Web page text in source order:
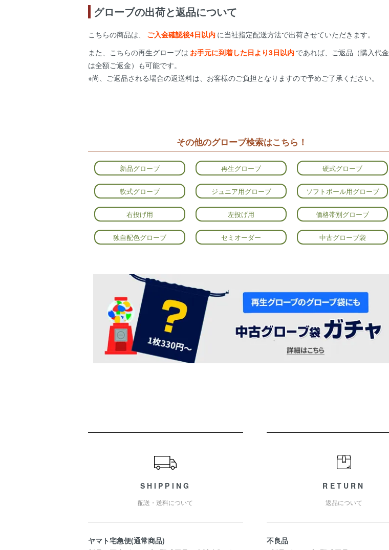
グローブの出荷と返品について
こちらの商品は、 ご入金確認後4日以内 に当社指定配送方法で出荷させていただきます。
また、こちらの再生グローブは お手元に到着した日より3日以内 であれば、ご返品（購入代金
は全額ご返金）も可能です。
※尚、ご返品される場合の返送料は、お客様のご負担となりますので予めご了承ください。
その他のグローブ検索はこちら！
新品グローブ 再生グローブ 硬式グローブ
軟式グローブ ジュニア用グローブ ソフトボール用グローブ
右投げ用 左投げ用 価格帯別グローブ
独自配色グローブ セミオーダー 中古グローブ袋
SHIPPING
配送・送料について
ヤマト宅急便(通常商品)
RETURN
返品について
不良品